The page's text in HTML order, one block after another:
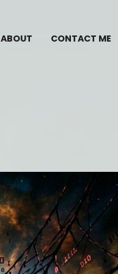
ABOUT CONTACT ME